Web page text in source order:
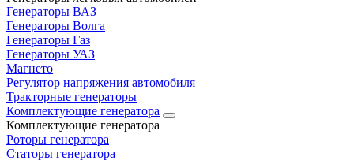
Генераторы ВАЗ
Генераторы Волга
Генераторы Газ
Генераторы УАЗ
Магнето
Регулятор напряжения автомобиля
Тракторные генераторы
Комплектующие генератора
Комплектующие генератора
Роторы генератора
Статоры генератора